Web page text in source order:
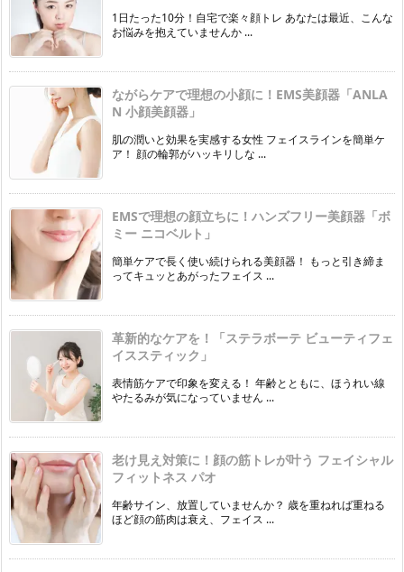
1日たった10分！自宅で楽々顔トレ あなたは最近、こんな
お悩みを抱えていませんか ...
ながらケアで理想の小顔に！EMS美顔器「ANLA
N 小顔美顔器」
肌の潤いと効果を実感する女性 フェイスラインを簡単ケ
ア！ 顔の輪郭がハッキリしな ...
EMSで理想の顔立ちに！ハンズフリー美顔器「ボ
ミー ニコベルト」
簡単ケアで長く使い続けられる美顔器！ もっと引き締ま
ってキュッとあがったフェイス ...
革新的なケアを！「ステラボーテ ビューティフェ
イススティック」
表情筋ケアで印象を変える！ 年齢とともに、ほうれい線
やたるみが気になっていません ...
老け見え対策に！顔の筋トレが叶う フェイシャル
フィットネス パオ
年齢サイン、放置していませんか？ 歳を重ねれば重ねる
ほど顔の筋肉は衰え、フェイス ...